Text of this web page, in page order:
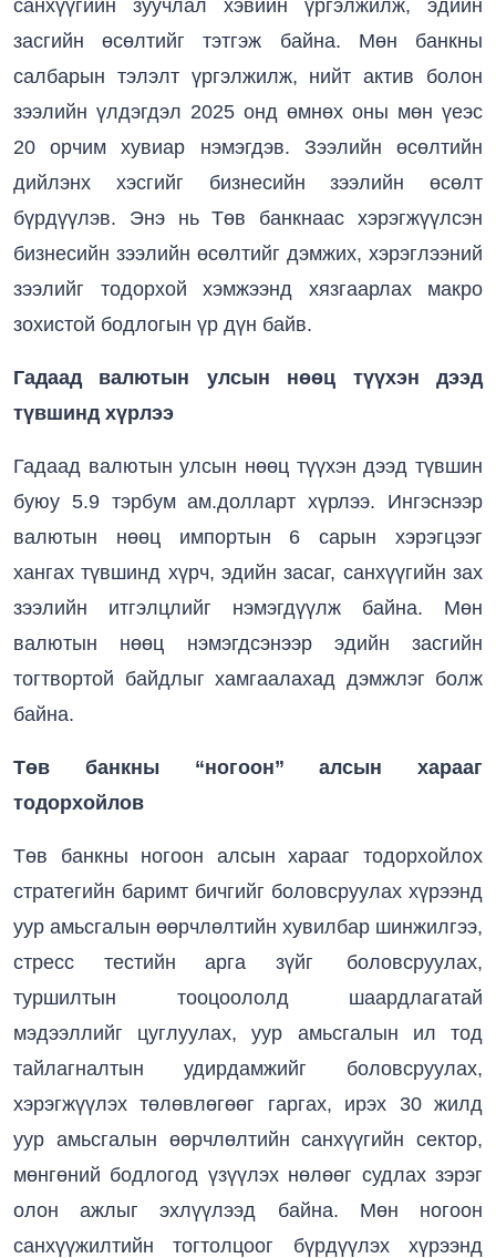
санхүүгийн зуучлал хэвийн үргэлжилж, эдийн
засгийн өсөлтийг тэтгэж байна. Мөн банкны
салбарын тэлэлт үргэлжилж, нийт актив болон
зээлийн үлдэгдэл 2025 онд өмнөх оны мөн үеэс
20 орчим хувиар нэмэгдэв. Зээлийн өсөлтийн
дийлэнх хэсгийг бизнесийн зээлийн өсөлт
бүрдүүлэв. Энэ нь Төв банкнаас хэрэгжүүлсэн
бизнесийн зээлийн өсөлтийг дэмжих, хэрэглээний
зээлийг тодорхой хэмжээнд хязгаарлах макро
зохистой бодлогын үр дүн байв.
Гадаад валютын улсын нөөц түүхэн дээд
түвшинд хүрлээ
Гадаад валютын улсын нөөц түүхэн дээд түвшин
буюу 5.9 тэрбум ам.долларт хүрлээ. Ингэснээр
валютын нөөц импортын 6 сарын хэрэгцээг
хангах түвшинд хүрч, эдийн засаг, санхүүгийн зах
зээлийн итгэлцлийг нэмэгдүүлж байна. Мөн
валютын нөөц нэмэгдсэнээр эдийн засгийн
тогтвортой байдлыг хамгаалахад дэмжлэг болж
байна.
Төв банкны “ногоон” алсын харааг
тодорхойлов
Төв банкны ногоон алсын харааг тодорхойлох
стратегийн баримт бичгийг боловсруулах хүрээнд
уур амьсгалын өөрчлөлтийн хувилбар шинжилгээ,
стресс тестийн арга зүйг боловсруулах,
туршилтын тооцоололд шаардлагатай
мэдээллийг цуглуулах, уур амьсгалын ил тод
тайлагналтын удирдамжийг боловсруулах,
хэрэгжүүлэх төлөвлөгөөг гаргах, ирэх 30 жилд
уур амьсгалын өөрчлөлтийн санхүүгийн сектор,
мөнгөний бодлогод үзүүлэх нөлөөг судлах зэрэг
олон ажлыг эхлүүлээд байна. Мөн ногоон
санхүүжилтийн тогтолцоог бүрдүүлэх хүрээнд